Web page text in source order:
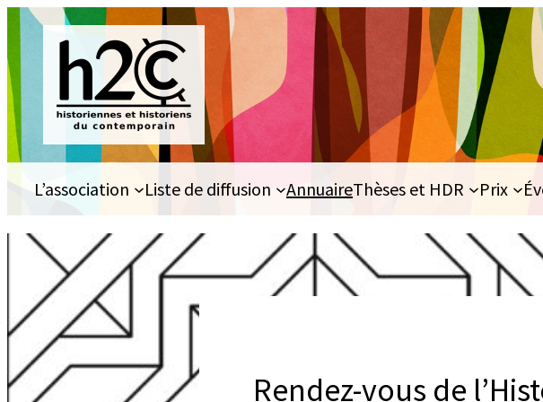
Aller
au
contenu
L’association Liste de diffusion AnnuaireThèses et HDR Prix
Rendez-vous de